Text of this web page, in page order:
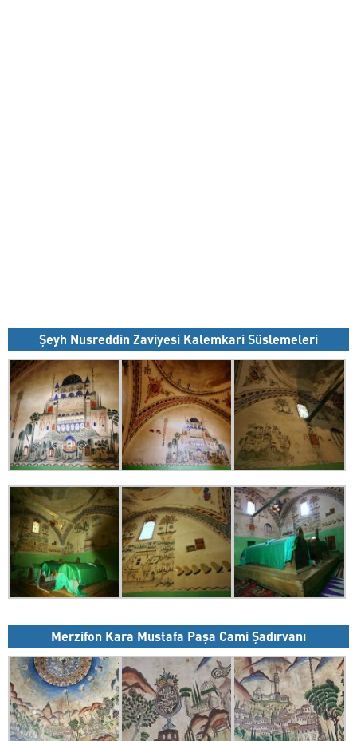
Şeyh Nusreddin Zaviyesi Kalemkari Süslemeleri
Merzifon Kara Mustafa Paşa Cami Şadırvanı